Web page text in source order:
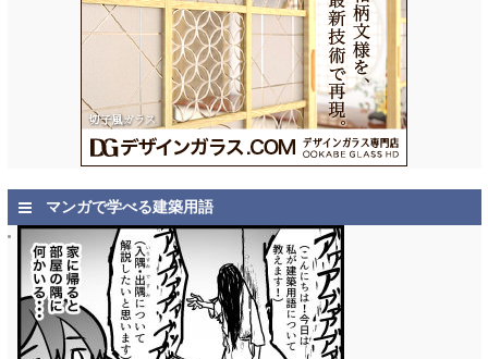
マンガで学べる建築用語